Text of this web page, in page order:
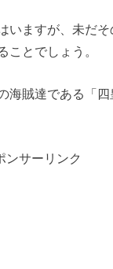
いますが、未だ
とでしょう。
海賊達である「
ンサーリンク